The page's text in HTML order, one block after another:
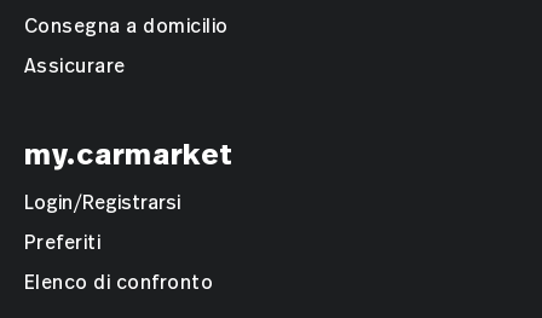
Consegna a domicilio
Assicurare
my.carmarket
Login/Registrarsi
Preferiti
Elenco di confronto